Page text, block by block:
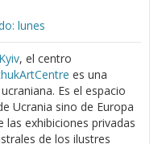
lunes
Kyiv, el centro
es una
Es el espacio
Ucrania sino de Europa
las exhibiciones privadas
de los ilustres